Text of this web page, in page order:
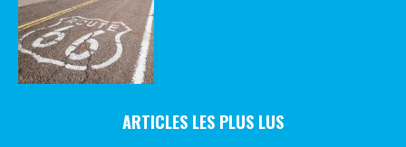
ARTICLES LES PLUS LUS